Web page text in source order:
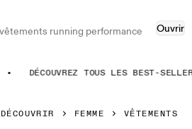
running performance
Ouvrir
DÉCOUVREZ TOUS LES BEST-
DÉCOUVRIR FEMME VÊTEMENTS